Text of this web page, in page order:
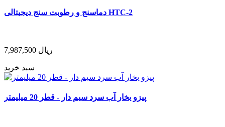
دماسنج و رطوبت سنج دیجیتالی HTC-2
7,987,500 ریال
سبد خرید
پیزو بخار آب سرد سیم دار - قطر 20 میلیمتر